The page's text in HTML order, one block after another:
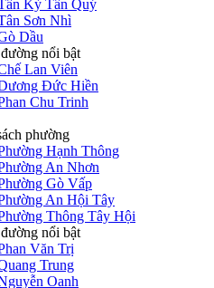
Kỳ Tân Quý
Sơn Nhì
Dầu
nổi bật
Lan Viên
Đức Hiền
Chu Trinh
phường
Hạnh Thông
An Nhơn
Gò Vấp
An Hội Tây
Thông Tây Hội
nổi bật
Văn Trị
Trung
Oanh